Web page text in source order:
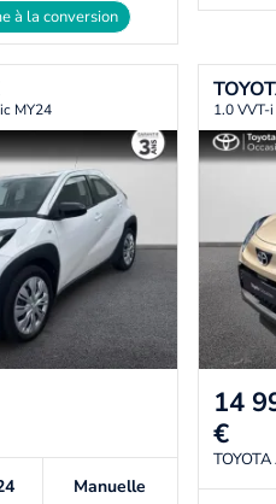
à la conversion
MY24
Manuelle
1.0 VVT-
14
€